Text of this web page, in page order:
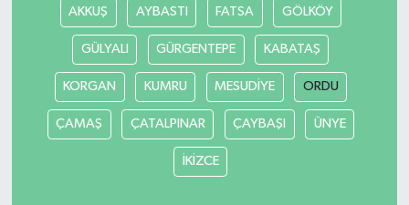
AKKUŞ AYBASTI FATSA GÖLKÖY
GÜLYALI GÜRGENTEPE KABATAŞ
KORGAN KUMRU MESUDİYE ORDU
ÇAMAŞ ÇATALPINAR ÇAYBAŞI ÜNYE
İKİZCE